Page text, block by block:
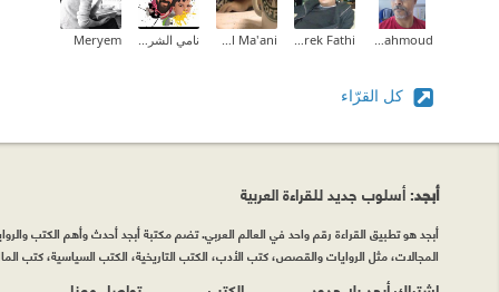
Meryem
كل القرّاء
أبجد: أسلوب جديد للقراءة العربية
أبجد هو تطبيق القراءة رقم واحد في العالم العربي. تضم مكتبة أبجد أحدث وأهم الكتب
المجالات، مثل الروايات والقصص، كتب الأدب، الكتب التاريخية، الكتب السياسية، كتب